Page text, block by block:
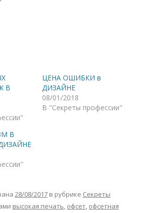
В
ЦЕНА ОШИБКИ в
ДИЗАЙНЕ
08/01/2018
В "Секреты профессии"
В
28/08/2017 в рубрике Секреты
высокая печать, офсет, офсетная